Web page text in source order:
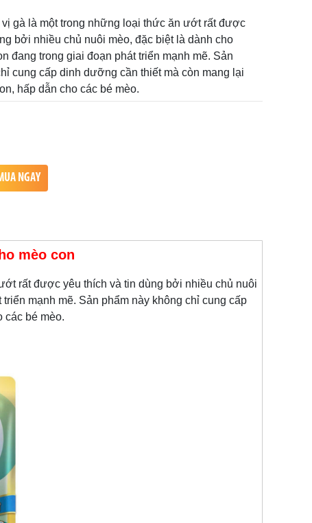
vị gà là một trong những loại thức ăn ướt rất được
bởi nhiều chủ nuôi mèo, đặc biệt là dành cho
đang trong giai đoạn phát triển mạnh mẽ. Sản
cung cấp dinh dưỡng cần thiết mà còn mang lại
hấp dẫn cho các bé mèo.
NGAY
mèo con
rất được yêu thích và tin dùng bởi nhiều chủ nuôi
mạnh mẽ. Sản phẩm này không chỉ cung cấp
các bé mèo.